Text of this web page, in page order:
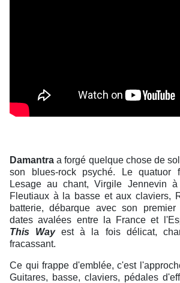
Damantra a forgé quelque chose de
son blues-rock psyché. Le quatuor
Lesage au chant, Virgile Jennevin
Fleutiaux à la basse et aux claviers,
batterie, débarque avec son
dates avalées entre la France et
This Wayest à la fois délicat,
fracassant.
Ce qui frappe d'emblée, c'est
Guitares, basse, claviers, pédales